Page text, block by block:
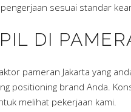
sesuai standar
DI
pameran Jakarta yang
positioning brand Anda.
melihat pekerjaan kami.